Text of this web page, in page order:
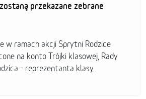
przekazane zebrane
w ramach akcji Sprytni Rodzice
na konto Trójki klasowej, Rady
- reprezentanta klasy.